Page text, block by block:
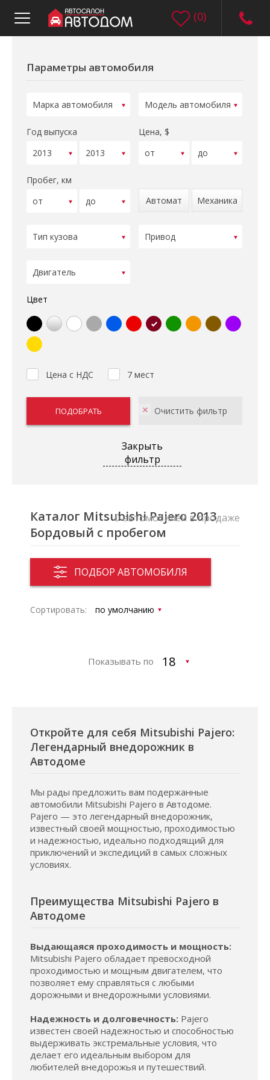
(0)
Параметры автомобиля
Год выпуска Цена, $
Пробег, км
Автомат
Механика
Цвет
Цена с НДС 7 мест
Закрыть
фильтр
Каталог Mitsubishi Pajero 2013
Бордовый с пробегом
ПОДБОР АВТОМОБИЛЯ
0 автомобилей в продаже
Сортировать:
Показывать по
Откройте для себя Mitsubishi Pajero:
Легендарный внедорожник в
Автодоме
Мы рады предложить вам подержанные
автомобили Mitsubishi Pajero в Автодоме.
Pajero — это легендарный внедорожник,
известный своей мощностью, проходимостью
и надежностью, идеально подходящий для
приключений и экспедиций в самых сложных
условиях.
Преимущества Mitsubishi Pajero в
Автодоме
Выдающаяся проходимость и мощность:
Mitsubishi Pajero обладает превосходной
проходимостью и мощным двигателем, что
позволяет ему справляться с любыми
дорожными и внедорожными условиями.
Надежность и долговечность: Pajero
известен своей надежностью и способностью
выдерживать экстремальные условия, что
делает его идеальным выбором для
любителей внедорожья и путешествий.